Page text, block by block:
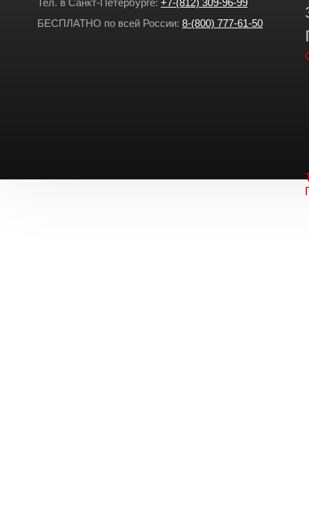
Тел. в Санкт-Петербурге: +7-(812) 309-96-99
БЕСПЛАТНО по всей России: 8-(800) 777-61-50